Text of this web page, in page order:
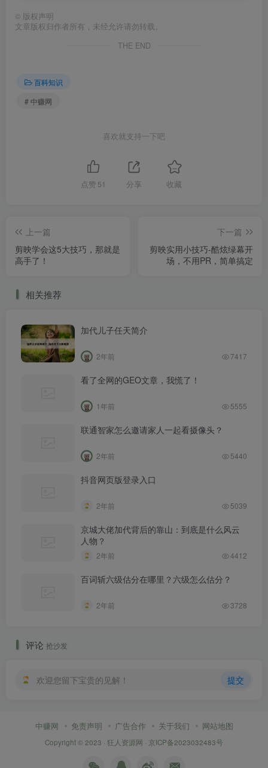
© 版权声明
文章版权归作者所有，未经允许请勿转载。
THE END
百科知识
# 中赚网
喜欢就支持一下吧
点赞 51 分享 收藏
上一篇
剪映学会这5大技巧，那就是
高手了！
下一篇
剪映实用小技巧-酷炫绿幕开
场，不用PR，简单搞定
相关推荐
加代儿子任天简介
2年前 7417
看了全网的GEO文章，我慌了！
1年前 5555
联通智家怎么邀请家人一起看摄像头？
2年前 5440
抖音网页版登录入口
2年前 5039
京城大佬加代背后的靠山：到底是什么风云
人物？
2年前 4412
百词斩六级估分在哪里？六级怎么估分？
2年前 3728
评论 抢沙发
欢迎您留下宝贵的见解！ 提交
中赚网 免责声明 广告合作 关于我们 网站地图
Copyright © 2023 · 狂人资源网 · 京ICP备2023032483号